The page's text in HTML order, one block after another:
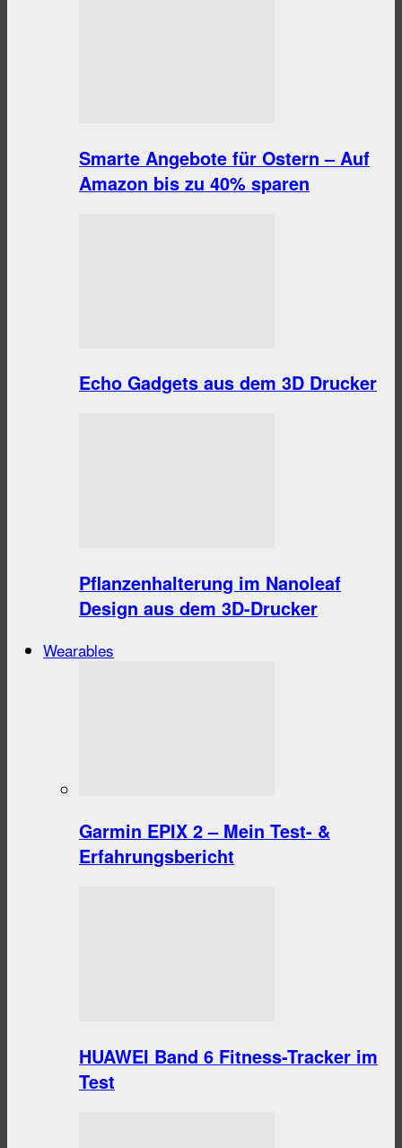
Smarte Angebote für Ostern – Auf
Amazon bis zu 40% sparen
Echo Gadgets aus dem 3D Drucker
Pflanzenhalterung im Nanoleaf
Design aus dem 3D-Drucker
Wearables
Garmin EPIX 2 – Mein Test- &
Erfahrungsbericht
HUAWEI Band 6 Fitness-Tracker im
Test